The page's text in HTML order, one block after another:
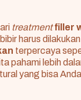
treatment filler
harus
terpercaya
pahami lebih
yang bisa